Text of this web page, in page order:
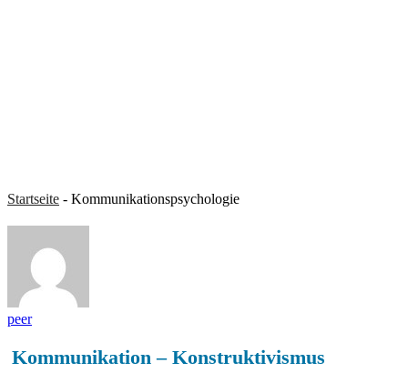
Startseite - Kommunikationspsychologie
peer
Kommunikation – Konstruktivismus